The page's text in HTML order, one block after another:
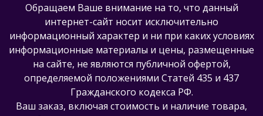
Обращаем Ваше внимание на то, что данный
интернет-сайт носит исключительно
информационный характер и ни при каких условиях
информационные материалы и цены, размещенные
на сайте, не являются публичной офертой,
определяемой положениями Статей 435 и 437
Гражданского кодекса РФ.
Ваш заказ, включая стоимость и наличие товара,